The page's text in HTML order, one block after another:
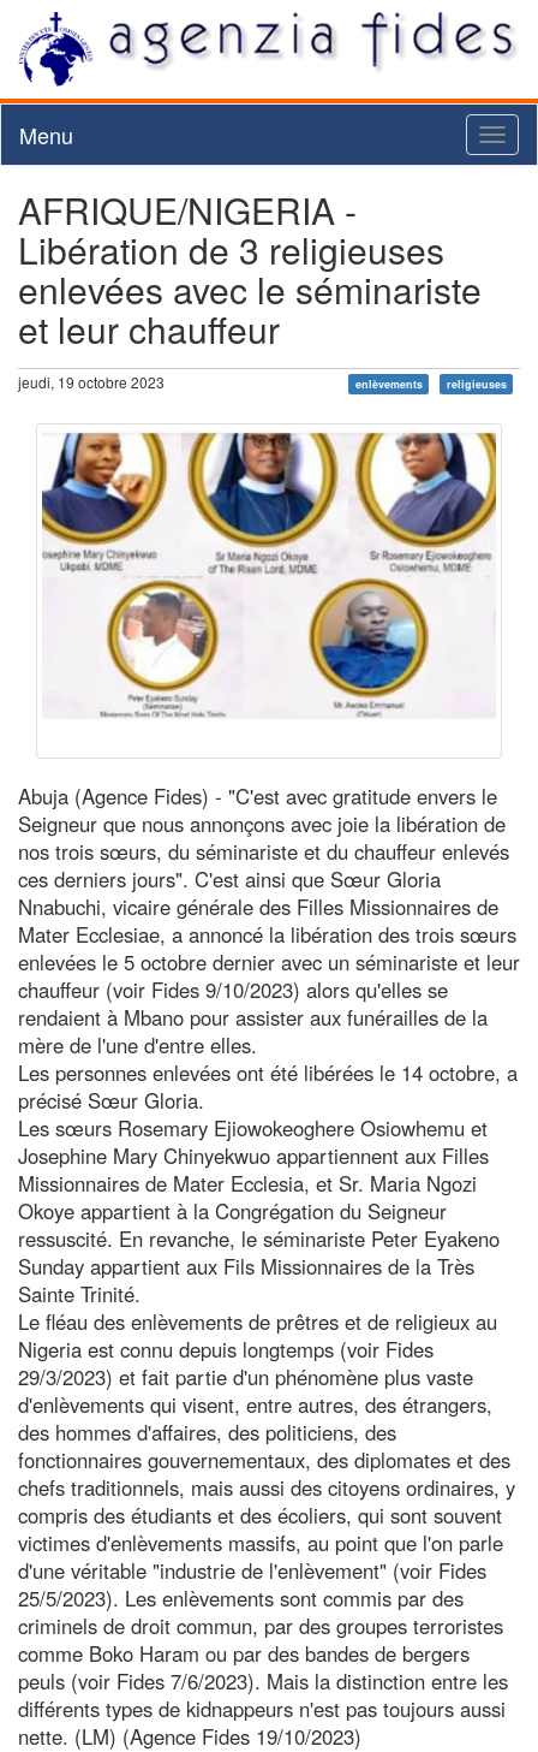
Menu
AFRIQUE/NIGERIA -
Libération de 3 religieuses
enlevées avec le séminariste
et leur chauffeur
jeudi, 19 octobre 2023 enlèvements religieuses
Abuja (Agence Fides) - "C'est avec gratitude envers le
Seigneur que nous annonçons avec joie la libération de
nos trois sœurs, du séminariste et du chauffeur enlevés
ces derniers jours". C'est ainsi que Sœur Gloria
Nnabuchi, vicaire générale des Filles Missionnaires de
Mater Ecclesiae, a annoncé la libération des trois sœurs
enlevées le 5 octobre dernier avec un séminariste et leur
chauffeur (voir Fides 9/10/2023) alors qu'elles se
rendaient à Mbano pour assister aux funérailles de la
mère de l'une d'entre elles.
Les personnes enlevées ont été libérées le 14 octobre, a
précisé Sœur Gloria.
Les sœurs Rosemary Ejiowokeoghere Osiowhemu et
Josephine Mary Chinyekwuo appartiennent aux Filles
Missionnaires de Mater Ecclesia, et Sr. Maria Ngozi
Okoye appartient à la Congrégation du Seigneur
ressuscité. En revanche, le séminariste Peter Eyakeno
Sunday appartient aux Fils Missionnaires de la Très
Sainte Trinité.
Le fléau des enlèvements de prêtres et de religieux au
Nigeria est connu depuis longtemps (voir Fides
29/3/2023) et fait partie d'un phénomène plus vaste
d'enlèvements qui visent, entre autres, des étrangers,
des hommes d'affaires, des politiciens, des
fonctionnaires gouvernementaux, des diplomates et des
chefs traditionnels, mais aussi des citoyens ordinaires, y
compris des étudiants et des écoliers, qui sont souvent
victimes d'enlèvements massifs, au point que l'on parle
d'une véritable "industrie de l'enlèvement" (voir Fides
25/5/2023). Les enlèvements sont commis par des
criminels de droit commun, par des groupes terroristes
comme Boko Haram ou par des bandes de bergers
peuls (voir Fides 7/6/2023). Mais la distinction entre les
différents types de kidnappeurs n'est pas toujours aussi
nette. (LM) (Agence Fides 19/10/2023)